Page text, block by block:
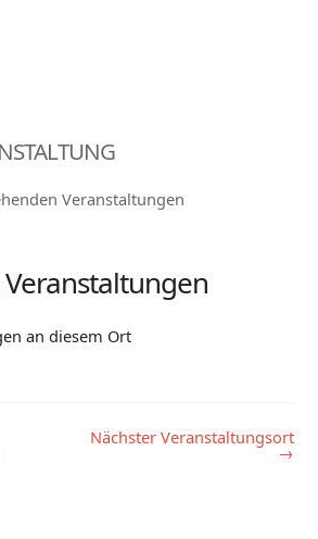
Veranstaltungen
an diesem Ort
Nächster Veranstaltungsort
→